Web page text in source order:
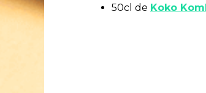
50cl de Koko